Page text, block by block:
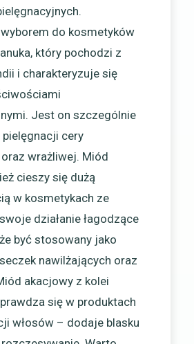
do kosmetyków
który pochodzi z
i charakteryzuje się
Jest on szczególnie
cery
wrażliwej. Miód
cieszy się dużą
w kosmetykach ze
działanie łagodzące
być stosowany jako
nawilżających oraz
akacjowy z kolei
się w produktach
włosów – dodaje blasku